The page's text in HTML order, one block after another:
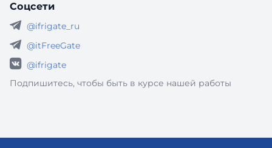
Соцсети
@ifrigate_ru
@itFreeGate
@ifrigate
Подпишитесь, чтобы быть в курсе нашей работы